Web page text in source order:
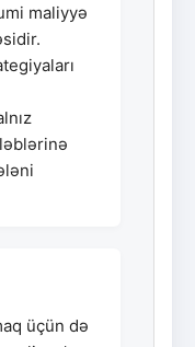
maliyyə
üçün də